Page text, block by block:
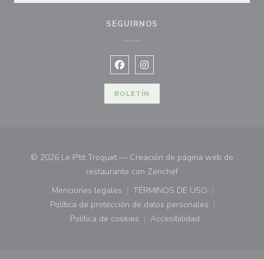
SEGUIRNOS
Facebook ((abre en una nueva
Instagram ((abre en una
BOLETÍN
© 2026 Le P'tit Troquet — Creación de página web de
restaurante con Zenchef((abre en una nueva
Menciones legales
((abre en una nueva ventana))
TÉRMINOS DE USO
((abre en una nueva
Política de protección de datos personales
((abre en una nueva ventana))
Política de cookies
((abre en una nueva ventana))
Accesibilidad
((abre en una nueva